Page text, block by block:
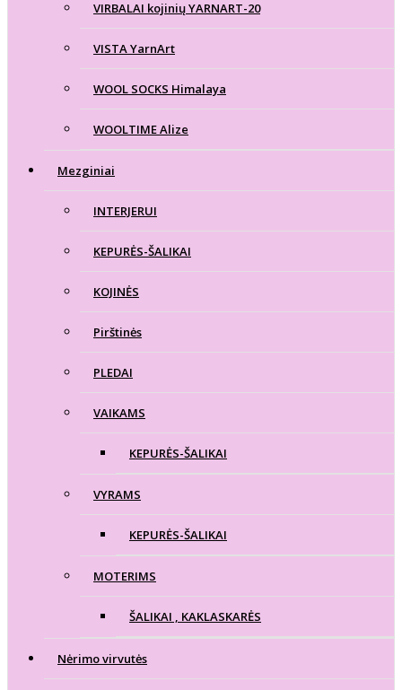
VIRBALAI kojinių YARNART-20
VISTA YarnArt
WOOL SOCKS Himalaya
WOOLTIME Alize
Mezginiai
INTERJERUI
KEPURĖS-ŠALIKAI
KOJINĖS
Pirštinės
PLEDAI
VAIKAMS
KEPURĖS-ŠALIKAI
VYRAMS
KEPURĖS-ŠALIKAI
MOTERIMS
ŠALIKAI , KAKLASKARĖS
Nėrimo virvutės